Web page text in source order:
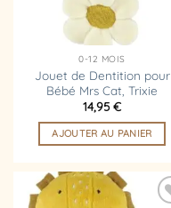
0-12 MOIS
Jouet de Dentition pour
Bébé Mrs Cat, Trixie
14,95€
AJOUTER AU PANIER